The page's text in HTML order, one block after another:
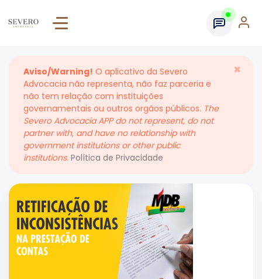
Aviso/Warning! O aplicativo da Severo
Advocacia não representa, não faz parceria e
não tem relação com instituições
governamentais ou outros orgãos públicos. The
Severo Advocacia APP do not represent, do not
partner with, and have no relationship with
government institutions or other public
institutions. Política de Privacidade
×